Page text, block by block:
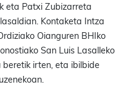
eta Patxi Zubizarreta
Kontaketa Intza
Oianguren BHIko
San Luis Lasalleko
irten, eta ibilbide